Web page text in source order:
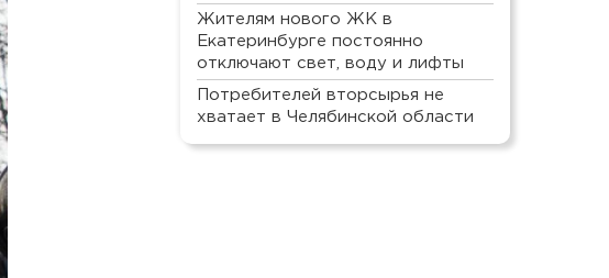
Жителям нового ЖК в
Екатеринбурге постоянно
отключают свет, воду и лифты
Потребителей вторсырья не
хватает в Челябинской области